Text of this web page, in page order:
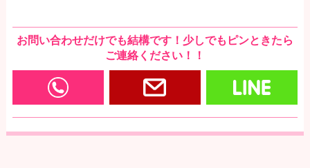
お問い合わせだけでも結構です！少しでもピンときたら
ご連絡ください！！
0120-166-977お問い合わせ・写メ